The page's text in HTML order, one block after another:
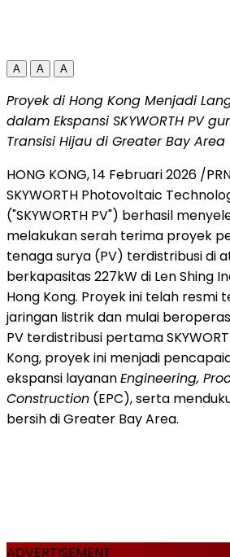
A A A
Proyek di Hong Kong Menjadi
dalam Ekspansi SKYWORTH PV
Transisi Hijau di Greater Bay Area
HONG KONG,14 Februari 2026 /
SKYWORTH Photovoltaic
("SKYWORTH PV") berhasil
melakukan serah terima proyek
tenaga surya (PV) terdistribusi di
berkapasitas 227kW di Len Shing
Hong Kong. Proyek ini telah resmi
jaringan listrik dan mulai
PV terdistribusi pertama
Kong, proyek ini menjadi
ekspansi layananEngineering,
Construction (EPC), serta
bersih di Greater Bay Area.
ADVERTISEMENT